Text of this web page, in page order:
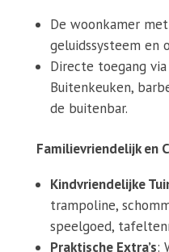
De woonkamer
geluidssysteem en
Directe toegang
Buitenkeuken,
de buitenbar.
Familievriendelijk en
Kindvriendelijke
trampoline,
speelgoed,
Praktische Extra’s: